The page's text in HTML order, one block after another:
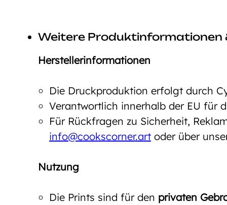
Weitere Produktinformationen
Herstellerinformationen
Die Druckproduktion erfolgt durch
Verantwortlich innerhalb der EU für
Für Rückfragen zu Sicherheit,
info@cookscorner.art oder über
Nutzung
Die Prints sind für den privaten